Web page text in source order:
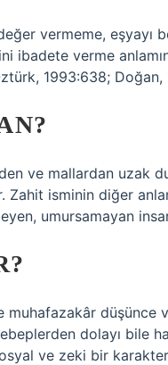
vermeme, eşyayı
ibadete verme
1993:638; Doğan,
ve mallardan uzak
isminin diğer
umursamayan
muhafazakâr
dolayı bile
ve zeki bir